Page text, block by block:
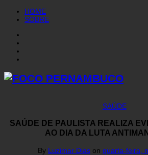
HOME
SOBRE
SAÚDE
SAÚDE DE PAULISTA REALIZA
AO DIA DA LUTA
By Luzimar Dias on quarta-feira,